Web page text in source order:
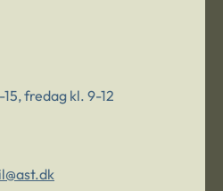
fredag kl. 9-12